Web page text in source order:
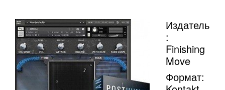
Издатель
:
Finishing
Move
Формат: